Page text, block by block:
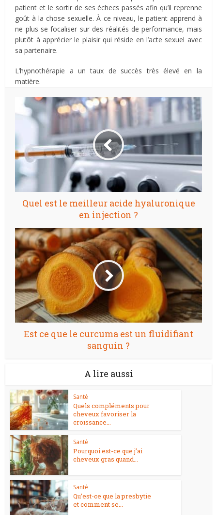
patient et le sortir de ses échecs passés afin qu’il reprenne
goût à la chose sexuelle. À ce niveau, le patient apprend à
ne plus se focaliser sur des réalités de performance, mais
plutôt à apprécier le plaisir qui réside en l’acte sexuel avec
sa partenaire.
L’hypnothérapie a un taux de succès très élevé en la
matière.
Quel est le meilleur acide hyaluronique
en injection ?
Est ce que le curcuma est un fluidifiant
sanguin ?
A lire aussi
Santé
Quels compléments pour
cheveux favoriser la
croissance...
Santé
Pourquoi est-ce que j’ai
cheveux gras quand...
Santé
Qu’est-ce que la presbytie
et comment se...